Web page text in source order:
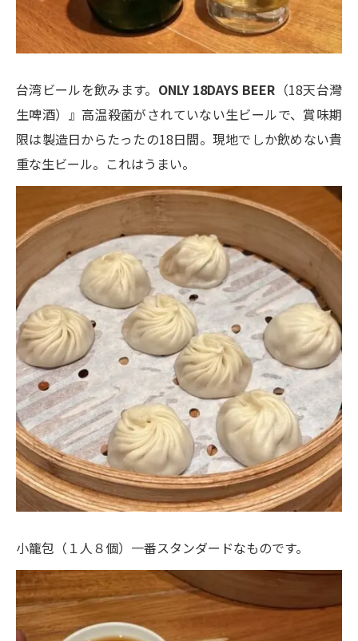
台湾ビールを飲みます。 ONLY 18DAYS BEER （18天台灣
生啤酒）』高温殺菌がされていない生ビールで、賞味期
限は製造日からたったの18日間。現地でしか飲めない貴
重な生ビール。これはうまい。
小籠包（１人８個）一番スタンダードなものです。